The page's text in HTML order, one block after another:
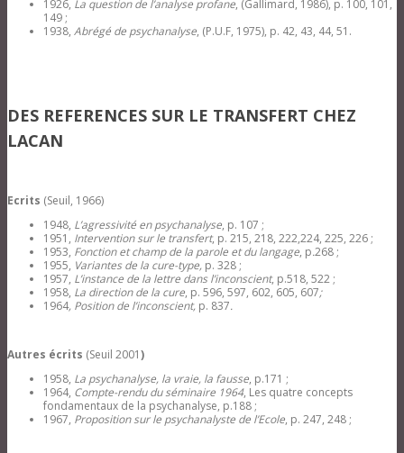
1926, La question de l’analyse profane, (Gallimard, 1986), p. 100, 101,
149 ;
1938, Abrégé de psychanalyse, (P.U.F, 1975), p. 42, 43, 44, 51.
DES REFERENCES SUR LE TRANSFERT CHEZ
LACAN
Ecrits (Seuil, 1966)
1948, L’agressivité en psychanalyse, p. 107 ;
1951, Intervention sur le transfert, p. 215, 218, 222,224, 225, 226 ;
1953, Fonction et champ de la parole et du langage, p.268 ;
1955, Variantes de la cure-type, p. 328 ;
1957, L’instance de la lettre dans l’inconscient, p.518, 522 ;
1958, La direction de la cure, p. 596, 597, 602, 605, 607;
1964, Position de l’inconscient, p. 837.
Autres écrits (Seuil 2001)
1958, La psychanalyse, la vraie, la fausse, p.171 ;
1964, Compte-rendu du séminaire 1964, Les quatre concepts
fondamentaux de la psychanalyse, p.188 ;
1967, Proposition sur le psychanalyste de l’Ecole, p. 247, 248 ;